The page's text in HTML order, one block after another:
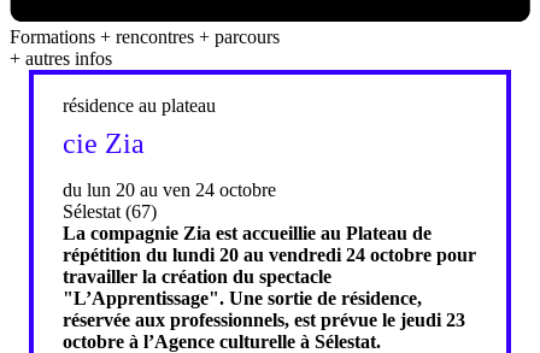
Formations + rencontres + parcours
+ autres infos
résidence au plateau
cie Zia
du lun 20 au ven 24 octobre
Sélestat (67)
La compagnie Zia est accueillie au Plateau de
répétition du lundi 20 au vendredi 24 octobre pour
travailler la création du spectacle
"L’Apprentissage". Une sortie de résidence,
réservée aux professionnels, est prévue le jeudi 23
octobre à l’Agence culturelle à Sélestat.